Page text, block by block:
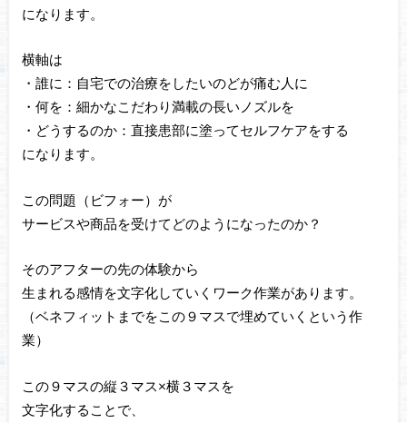
になります。
横軸は
・誰に：自宅での治療をしたいのどが痛む人に
・何を：細かなこだわり満載の長いノズルを
・どうするのか：直接患部に塗ってセルフケアをする
になります。
この問題（ビフォー）が
サービスや商品を受けてどのようになったのか？
そのアフターの先の体験から
生まれる感情を文字化していくワーク作業があります。
（ベネフィットまでをこの９マスで埋めていくという作
業）
この９マスの縦３マス×横３マスを
文字化することで、